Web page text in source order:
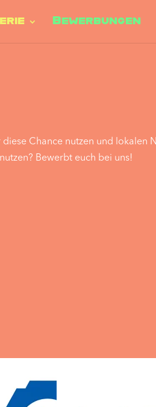
Bewerbungen
Chance nutzen und lokalen
Bewerbt euch bei uns!